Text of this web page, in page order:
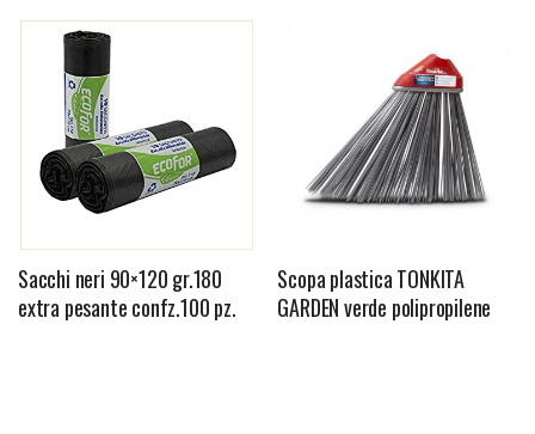
Sacchi neri 90×120 gr.180
extra pesante confz.100 pz.
Scopa plastica TONKITA
GARDEN verde polipropilene